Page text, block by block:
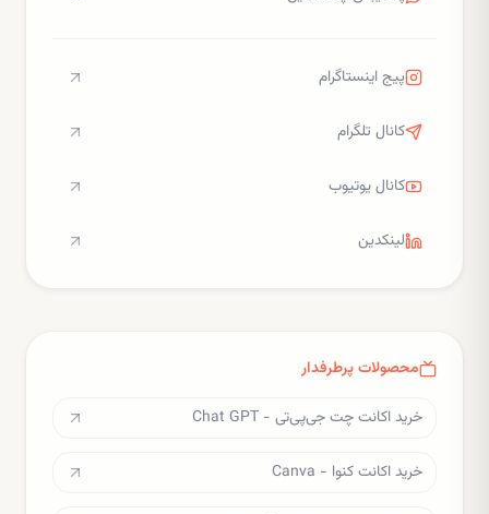
پیج اینستاگرام
کانال تلگرام
کانال یوتیوب
لینکدین
محصولات پرطرفدار
خرید اکانت چت جی‌پی‌تی - Chat GPT
خرید اکانت کنوا - Canva